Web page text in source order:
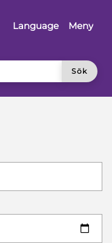
Language
Meny
Sök